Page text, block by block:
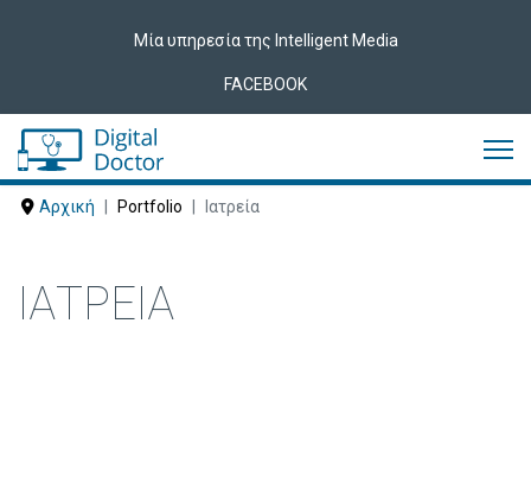
Μία υπηρεσία της Intelligent Media
FACEBOOK
Αρχική Portfolio Ιατρεία
ΙΑΤΡΕΊΑ